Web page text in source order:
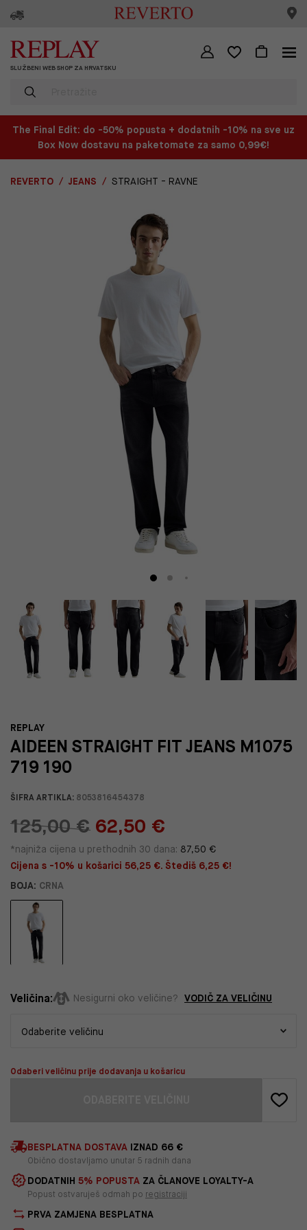
SLUŽBENI WEB SHOP ZA HRVATSKU
The Final Edit: do -50% popusta + dodatnih -10% na sve uz
Box Now dostavu na paketomate za samo 0,99€!
REVERTO JEANS STRAIGHT - RAVNE
REPLAY
AIDEEN STRAIGHT FIT JEANS M1075
719 190
ŠIFRA ARTIKLA: 8053816454378
125,00 € 62,50 €
*najniža cijena u prethodnih 30 dana: 87,50 €
Cijena s -10% u košarici 56,25 €. Štediš 6,25 €!
BOJA: CRNA
Veličina: Nesigurni oko veličine? VODIČ ZA VELIČINU
Odaberi veličinu prije dodavanja u košaricu
BESPLATNA DOSTAVA IZNAD 66 €
Obično dostavljamo unutar 5 radnih dana
DODATNIH 5% POPUSTA ZA ČLANOVE LOYALTY-A
Popust ostvaruješ odmah po registraciji
PRVA ZAMJENA BESPLATNA